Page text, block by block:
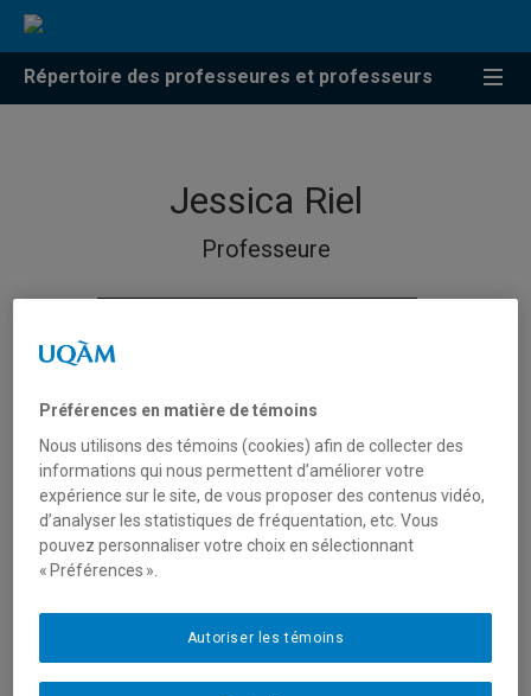
Répertoire des professeures et professeurs
Jessica Riel
Professeure
Préférences en matière de témoins
Nous utilisons des témoins (cookies) afin de collecter des
informations qui nous permettent d’améliorer votre
expérience sur le site, de vous proposer des contenus vidéo,
d’analyser les statistiques de fréquentation, etc. Vous
pouvez personnaliser votre choix en sélectionnant
« Préférences ».
Autoriser les témoins